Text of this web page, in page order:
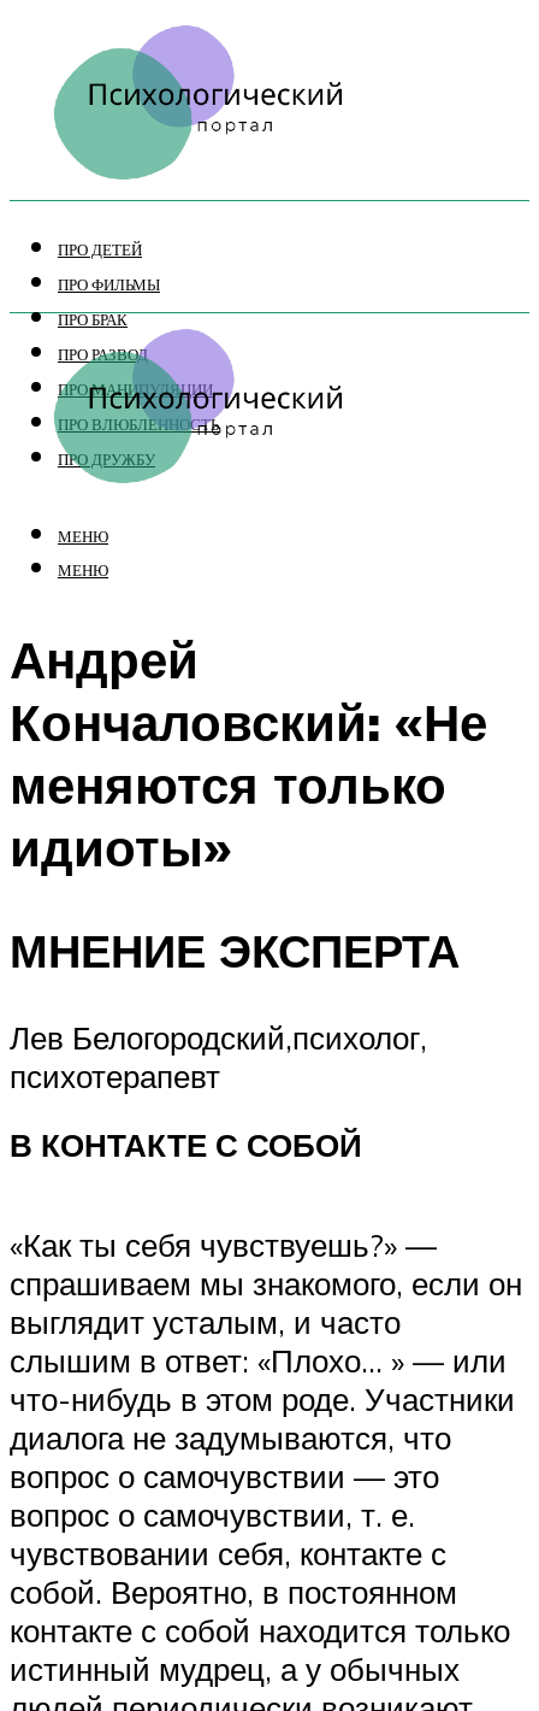
ПРО ДЕТЕЙ
ПРО ФИЛЬМЫ
ПРО БРАК
ПРО РАЗВОД
ПРО МАНИПУЛЯЦИИ
ПРО ВЛЮБЛЕННОСТЬ
ПРО ДРУЖБУ
МЕНЮ
МЕНЮ
Андрей
Кончаловский: «Не
меняются только
идиоты»
МНЕНИЕ ЭКСПЕРТА
Лев Белогородский,психолог,
психотерапевт
В КОНТАКТЕ С СОБОЙ
«Как ты себя чувствуешь?» —
спрашиваем мы знакомого, если он
выглядит усталым, и часто
слышим в ответ: «Плохо… » — или
что-нибудь в этом роде. Участники
диалога не задумываются, что
вопрос о самочувствии — это
вопрос о самочувствии, т. е.
чувствовании себя, контакте с
собой. Вероятно, в постоянном
контакте с собой находится только
истинный мудрец, а у обычных